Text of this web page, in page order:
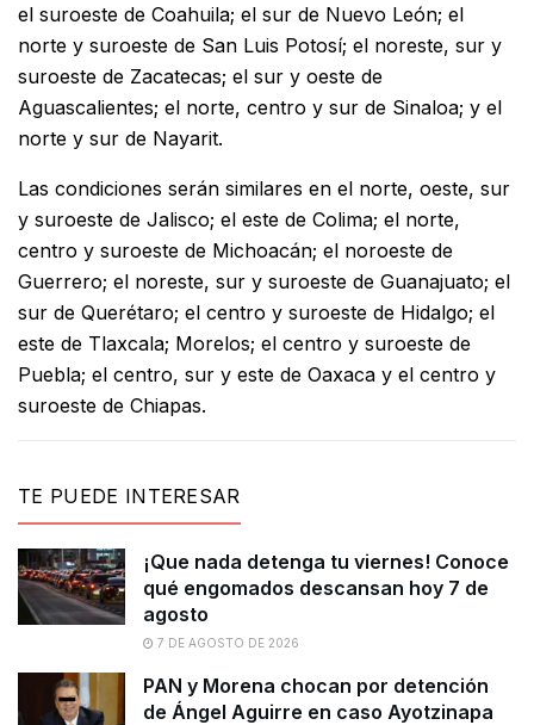
el suroeste de Coahuila; el sur de Nuevo León; el
norte y suroeste de San Luis Potosí; el noreste, sur y
suroeste de Zacatecas; el sur y oeste de
Aguascalientes; el norte, centro y sur de Sinaloa; y el
norte y sur de Nayarit.
Las condiciones serán similares en el norte, oeste, sur
y suroeste de Jalisco; el este de Colima; el norte,
centro y suroeste de Michoacán; el noroeste de
Guerrero; el noreste, sur y suroeste de Guanajuato; el
sur de Querétaro; el centro y suroeste de Hidalgo; el
este de Tlaxcala; Morelos; el centro y suroeste de
Puebla; el centro, sur y este de Oaxaca y el centro y
suroeste de Chiapas.
TE PUEDE INTERESAR
¡Que nada detenga tu viernes! Conoce
qué engomados descansan hoy 7 de
agosto
7 DE AGOSTO DE 2026
PAN y Morena chocan por detención
de Ángel Aguirre en caso Ayotzinapa